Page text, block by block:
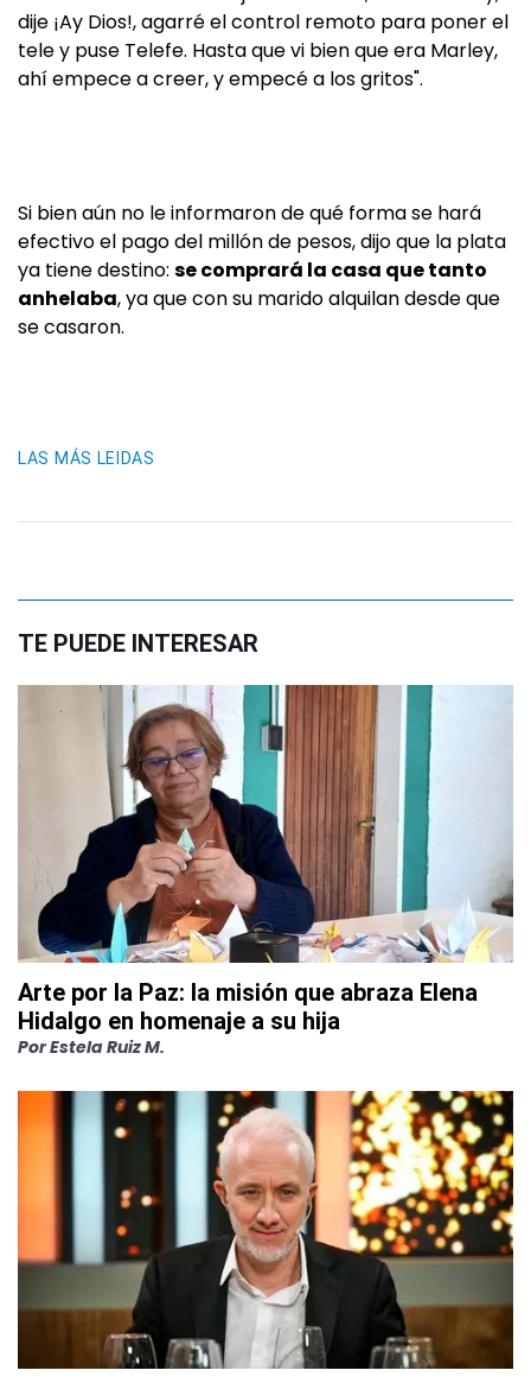
dije ¡Ay Dios!, agarré el control remoto para poner el
tele y puse Telefe. Hasta que vi bien que era Marley,
ahí empece a creer, y empecé a los gritos".
Si bien aún no le informaron de qué forma se hará
efectivo el pago del millón de pesos, dijo que la plata
ya tiene destino: se comprará la casa que tanto
anhelaba, ya que con su marido alquilan desde que
se casaron.
LAS MÁS LEIDAS
TE PUEDE INTERESAR
Arte por la Paz: la misión que abraza Elena
Hidalgo en homenaje a su hija
PorEstela Ruiz M.